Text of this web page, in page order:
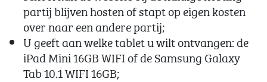
partij blijven hosten of stapt op eigen kosten
over naar een andere partij;
U geeft aan welke tablet u wilt ontvangen: de
iPad Mini 16GB WIFI of de Samsung Galaxy
Tab 10.1 WIFI 16GB;